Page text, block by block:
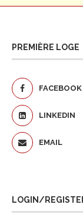
PREMIÈRE LOGE
FACEBOOK
LINKEDIN
EMAIL
LOGIN/